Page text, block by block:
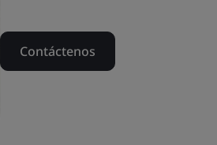
Contáctenos